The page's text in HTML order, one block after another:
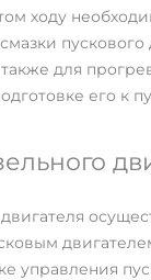
ходу
пускового
также для
его к
управления